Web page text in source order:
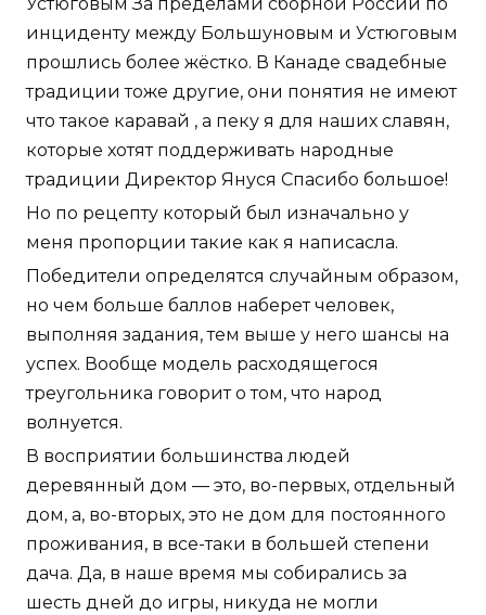
Устюговым За пределами сборной России по
инциденту между Большуновым и Устюговым
прошлись более жёстко. В Канаде свадебные
традиции тоже другие, они понятия не имеют
что такое каравай , а пеку я для наших славян,
которые хотят поддерживать народные
традиции Директор Януся Спасибо большое!
Но по рецепту который был изначально у
меня пропорции такие как я написасла.
Победители определятся случайным образом,
но чем больше баллов наберет человек,
выполняя задания, тем выше у него шансы на
успех. Вообще модель расходящегося
треугольника говорит о том, что народ
волнуется.
В восприятии большинства людей
деревянный дом — это, во-первых, отдельный
дом, а, во-вторых, это не дом для постоянного
проживания, в все-таки в большей степени
дача. Да, в наше время мы собирались за
шесть дней до игры, никуда не могли